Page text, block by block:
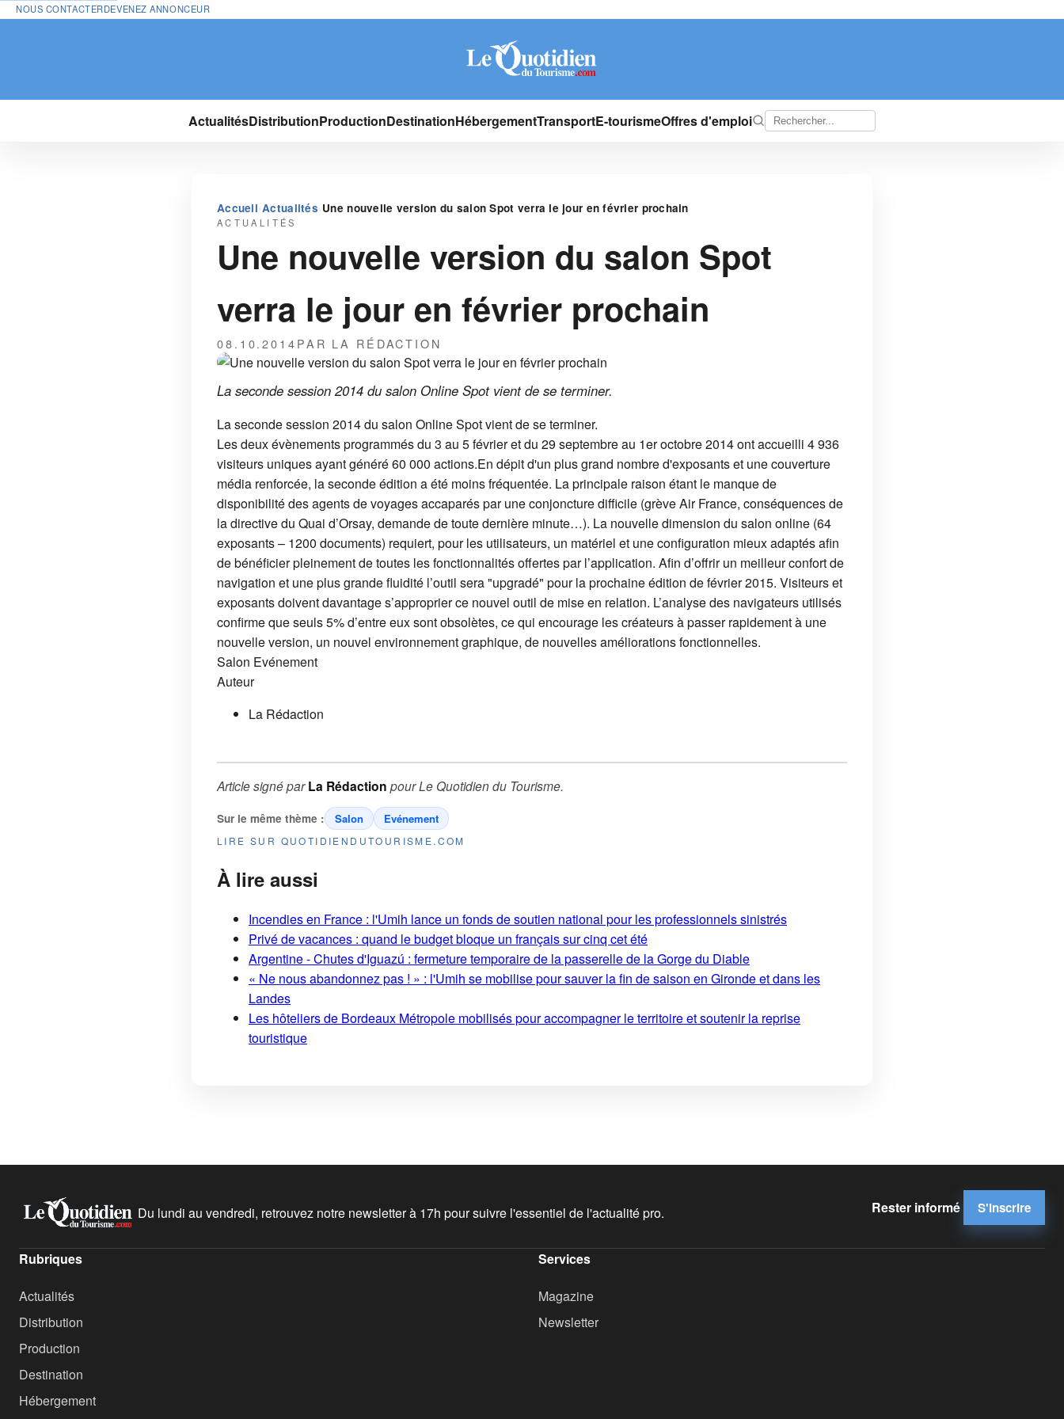
NOUS CONTACTERDEVENEZ ANNONCEUR
ActualitésDistributionProductionDestinationHébergementTransportE-tourismeOffres d'emploi
Accueil›Actualités›Une nouvelle version du salon Spot verra le jour en février prochain
ACTUALITÉS
Une nouvelle version du salon Spot
verra le jour en février prochain
08.10.2014PAR LA RÉDACTION
La seconde session 2014 du salon Online Spot vient de se terminer.
La seconde session 2014 du salon Online Spot vient de se terminer.
Les deux évènements programmés du 3 au 5 février et du 29 septembre au 1er octobre 2014 ont accueilli 4 936
visiteurs uniques ayant généré 60 000 actions.En dépit d'un plus grand nombre d'exposants et une couverture
média renforcée, la seconde édition a été moins fréquentée. La principale raison étant le manque de
disponibilité des agents de voyages accaparés par une conjoncture difficile (grève Air France, conséquences de
la directive du Quai d’Orsay, demande de toute dernière minute…). La nouvelle dimension du salon online (64
exposants – 1200 documents) requiert, pour les utilisateurs, un matériel et une configuration mieux adaptés afin
de bénéficier pleinement de toutes les fonctionnalités offertes par l’application. Afin d’offrir un meilleur confort de
navigation et une plus grande fluidité l’outil sera "upgradé" pour la prochaine édition de février 2015. Visiteurs et
exposants doivent davantage s’approprier ce nouvel outil de mise en relation. L’analyse des navigateurs utilisés
confirme que seuls 5% d’entre eux sont obsolètes, ce qui encourage les créateurs à passer rapidement à une
nouvelle version, un nouvel environnement graphique, de nouvelles améliorations fonctionnelles.
Salon Evénement
Auteur
La Rédaction
Article signé parLa Rédaction pourLe Quotidien du Tourisme.
Sur le même thème : Salon Evénement
LIRE SUR QUOTIDIENDUTOURISME.COM
À lire aussi
Incendies en France : l'Umih lance un fonds de soutien national pour les professionnels sinistrés
Privé de vacances : quand le budget bloque un français sur cinq cet été
Argentine - Chutes d'Iguazú : fermeture temporaire de la passerelle de la Gorge du Diable
« Ne nous abandonnez pas ! » : l'Umih se mobilise pour sauver la fin de saison en Gironde et dans les
Landes
Les hôteliers de Bordeaux Métropole mobilisés pour accompagner le territoire et soutenir la reprise
touristique
Du lundi au vendredi, retrouvez notre newsletter à 17h pour suivre l'essentiel de l'actualité pro. Rester informé S'inscrire
Rubriques
Actualités
Distribution
Production
Destination
Hébergement
Services
Magazine
Newsletter